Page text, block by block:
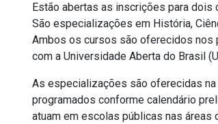
Estão abertas as inscrições para
São especializações em História,
Ambos os cursos são oferecidos nos
com a Universidade Aberta do Brasil
As especializações são oferecidas
programados conforme calendário
atuam em escolas públicas nas áreas